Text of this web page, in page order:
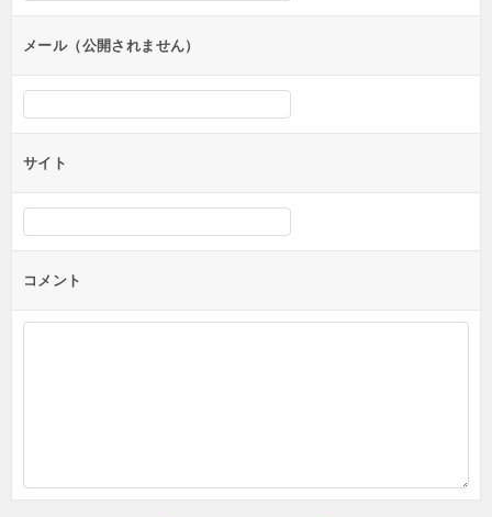
ンメール（公開されません）
サイト
コメント